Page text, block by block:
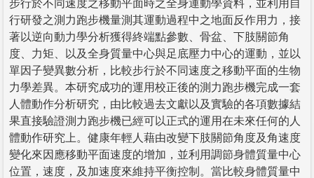
步行於不同速度之移動平面時之全身運動學資料，並利用自
行研發之測力跑步機量測其運動過程中之地面反作用力，接
著以逆向動力學分析獲得終端點參數、骨盆、下肢關節角
度、力矩、以及全身質量中心與足底壓力中心的運動，並以
單因子變異數分析，比較步行於不同速度之移動平面的生物
力學差異。本研究成功的運用校正後的測力跑步機完成一套
人體動作分析研究，由比較過去文獻以及實驗的各項數據結
果直接驗證測力跑步機已經可以正式的運用在未來任何的人
體動作研究上。健康年輕人藉由改變下肢關節角度及角速度
變化來因應移動平面速度的增加，並利用調節身體質量中心
位置，速度，及加速度來維持平衡控制。當比較身體質量中